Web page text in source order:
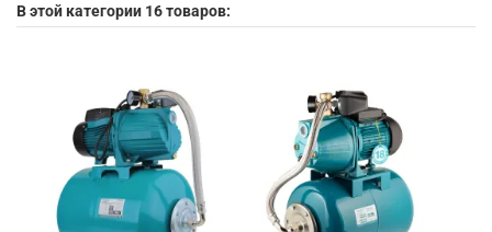
В этой категории 16 товаров: